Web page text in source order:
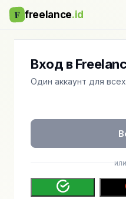
F freelance.id
Вход в
Один аккаунт для